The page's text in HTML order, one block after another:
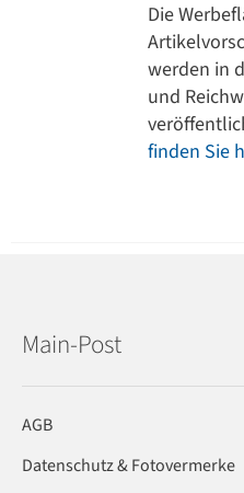
Die
werden in
und
finden Sie
Main-Post
AGB
Datenschutz & Fotovermerke